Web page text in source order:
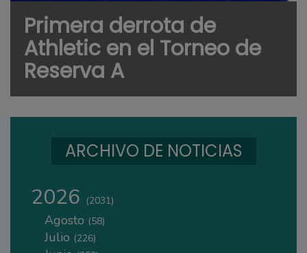
Primera derrota de
Athletic en el Torneo de
Reserva A
ARCHIVO DE NOTICIAS
2026 (2031)
Agosto (58)
Julio (226)